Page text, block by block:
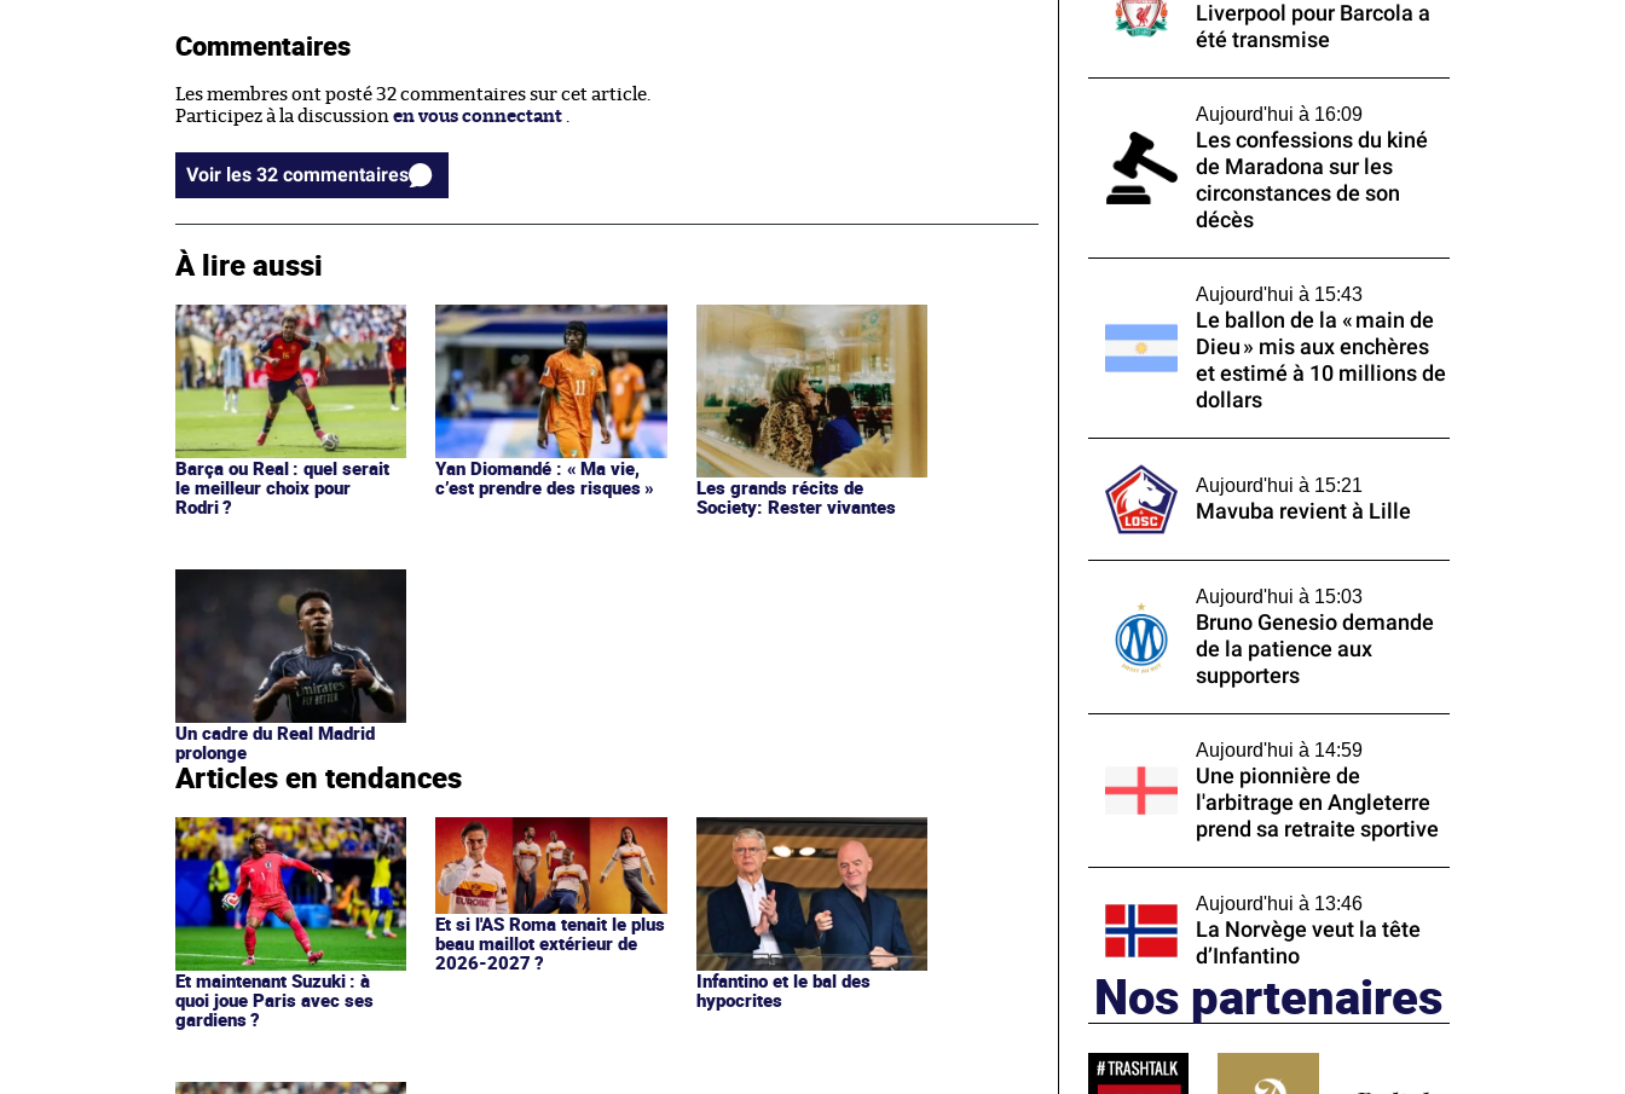
Commentaires
Les membres ont posté 32 commentaires sur cet article.
Participez à la discussion en vous connectant .
Voir les 32 commentaires
À lire aussi
Barça ou Real : quel serait
le meilleur choix pour
Rodri ?
Yan Diomandé : « Ma vie,
c’est prendre des risques »
Les grands récits de
Society: Rester vivantes
Un cadre du Real Madrid
prolonge
Articles en tendances
Et maintenant Suzuki : à
quoi joue Paris avec ses
gardiens ?
Et si l'AS Roma tenait le plus
beau maillot extérieur de
2026-2027 ?
Infantino et le bal des
hypocrites
Liverpool pour Barcola a
été transmise
Aujourd'hui à 16:09
Les confessions du kiné
de Maradona sur les
circonstances de son
décès
Aujourd'hui à 15:43
Le ballon de la « main de
Dieu » mis aux enchères
et estimé à 10 millions de
dollars
Aujourd'hui à 15:21
Mavuba revient à Lille
Aujourd'hui à 15:03
Bruno Genesio demande
de la patience aux
supporters
Aujourd'hui à 14:59
Une pionnière de
l'arbitrage en Angleterre
prend sa retraite sportive
Aujourd'hui à 13:46
La Norvège veut la tête
d’Infantino
Nos partenaires